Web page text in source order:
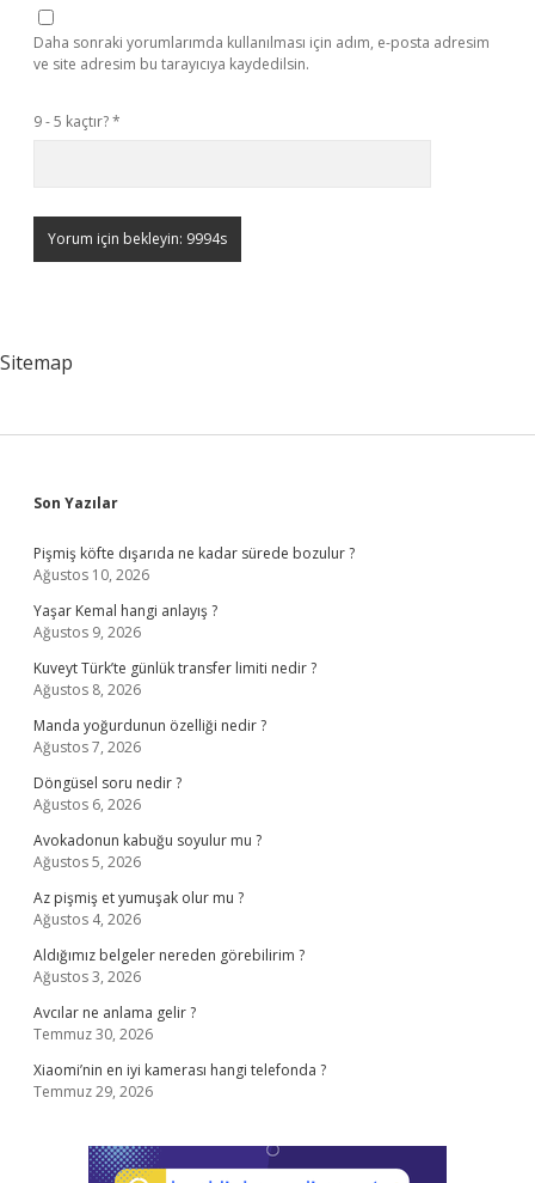
Daha sonraki yorumlarımda kullanılması için adım, e-posta adresim
ve site adresim bu tarayıcıya kaydedilsin.
9 - 5 kaçtır?*
Sitemap
Sidebar
Son Yazılar
Pişmiş köfte dışarıda ne kadar sürede bozulur ?
Ağustos 10, 2026
Yaşar Kemal hangi anlayış ?
Ağustos 9, 2026
Kuveyt Türk’te günlük transfer limiti nedir ?
Ağustos 8, 2026
Manda yoğurdunun özelliği nedir ?
Ağustos 7, 2026
Döngüsel soru nedir ?
Ağustos 6, 2026
Avokadonun kabuğu soyulur mu ?
Ağustos 5, 2026
Az pişmiş et yumuşak olur mu ?
Ağustos 4, 2026
Aldığımız belgeler nereden görebilirim ?
Ağustos 3, 2026
Avcılar ne anlama gelir ?
Temmuz 30, 2026
Xiaomi’nin en iyi kamerası hangi telefonda ?
Temmuz 29, 2026